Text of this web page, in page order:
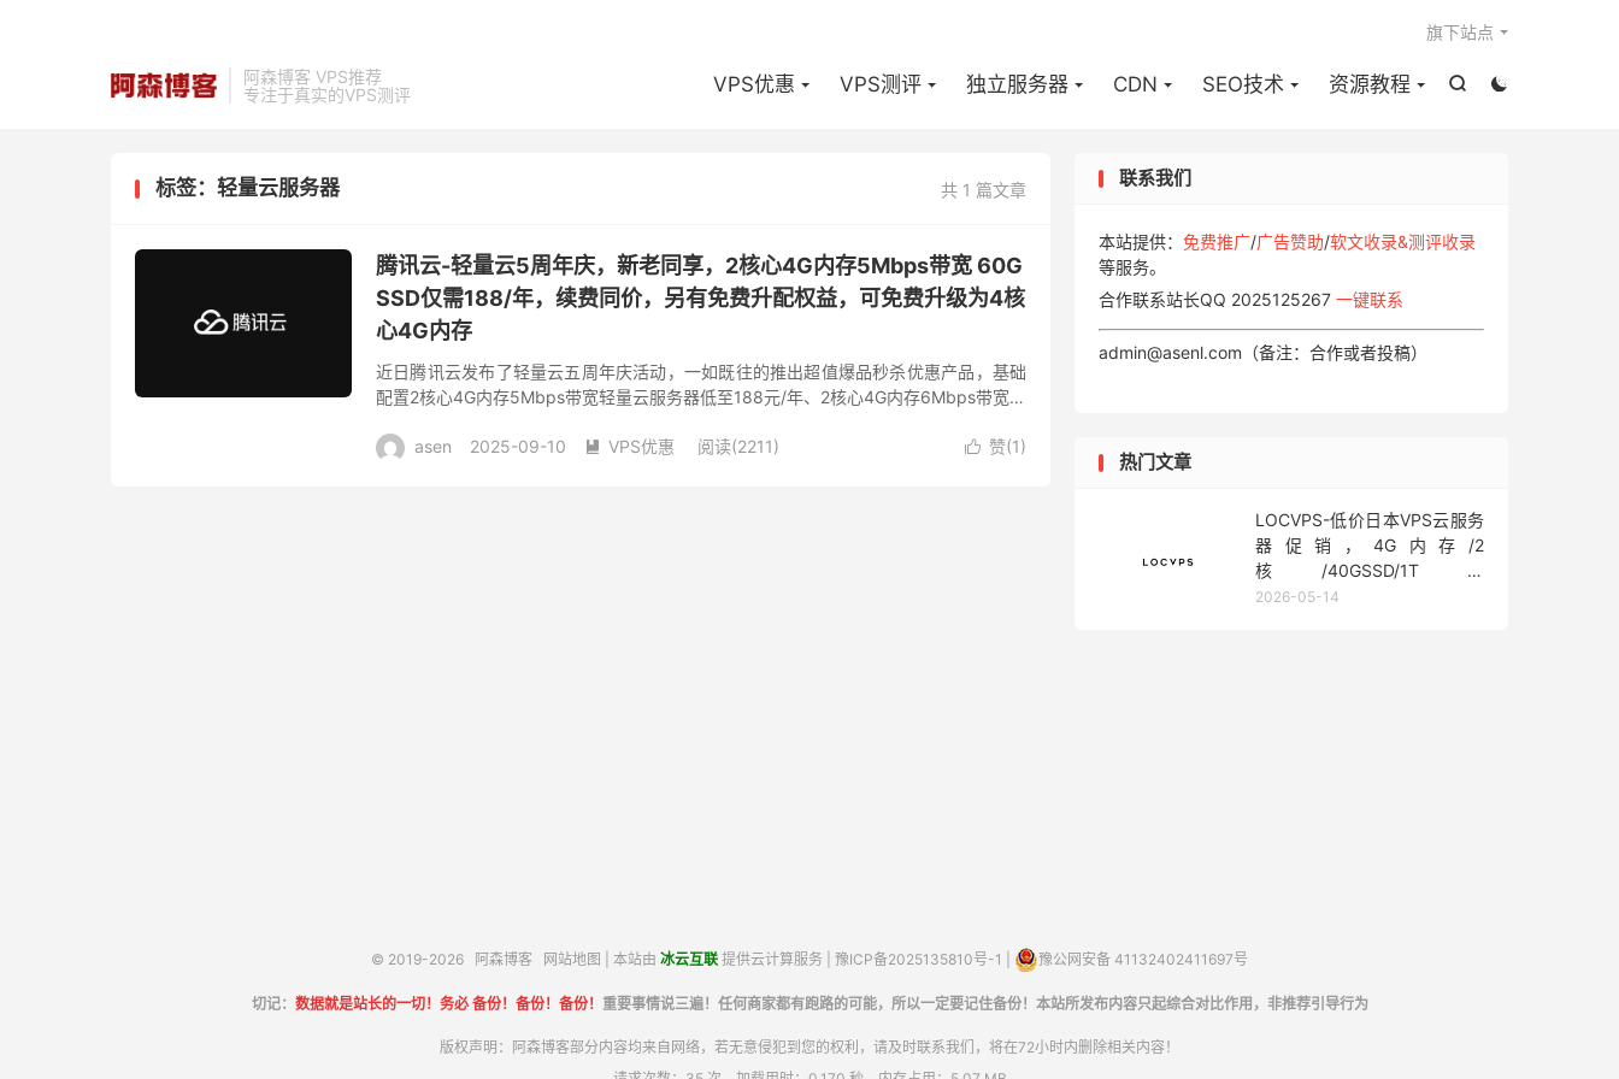
阿森博客 VPS推荐
专注于真实的VPS测评


VPS优惠 VPS测评 独立服务器 CDN SEO技术 资源教程
旗下站点
共 1 篇文章
标签：轻量云服务器
腾讯云-轻量云5周年庆，新老同享，2核心4G内存5Mbps带宽 60G
SSD仅需188/年，续费同价，另有免费升配权益，可免费升级为4核
心4G内存
近日腾讯云发布了轻量云五周年庆活动，一如既往的推出超值爆品秒杀优惠产品，基础
配置2核心4G内存5Mbps带宽轻量云服务器低至188元/年、2核心4G内存6Mbps带宽低
 赞(1)
asen 2025-09-10  VPS优惠 阅读(2211)
联系我们
本站提供： 免费推广/广告赞助/软文收录&测评收录
等服务。
合作联系站长QQ 2025125267 一键联系
admin@asenl.com（备注：合作或者投稿）
热门文章
LOCVPS-低价日本VPS云服务
器促销，4G内存/2
核/40GSSD/1T流
量/450Mbps带宽，低至36元/
2026-05-14
© 2019-2026 阿森博客 网站地图 | 本站由 冰云互联 提供云计算服务 | 豫ICP备2025135810号-1 豫公网安备 41132402411697号
切记： 数据就是站长的一切！务必 备份！备份！备份！ 重要事情说三遍！任何商家都有跑路的可能，所以一定要记住备份！本站所发布内容只起综合对比作用，非推荐引导行为
版权声明：阿森博客部分内容均来自网络，若无意侵犯到您的权利，请及时联系我们，将在72小时内删除相关内容！